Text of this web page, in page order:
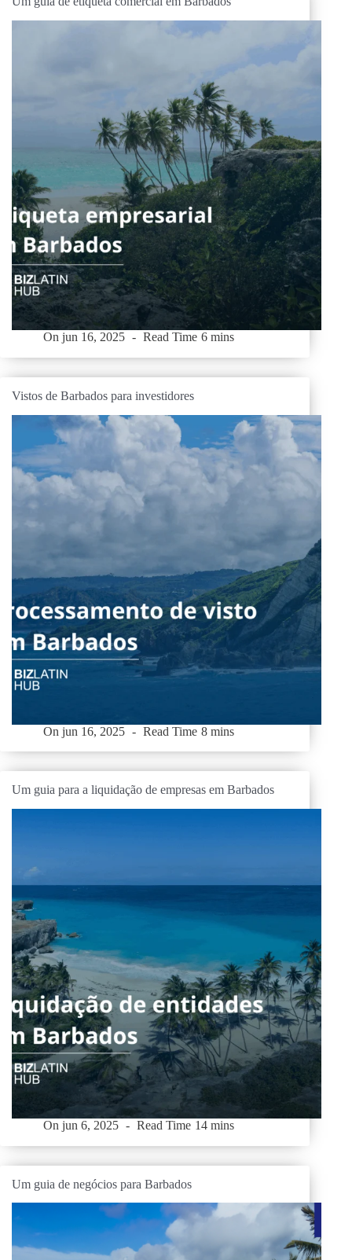
On jun 16, 2025 Read Time 6 mins
Vistos de Barbados para investidores
On jun 16, 2025 Read Time 8 mins
Um guia para a liquidação de empresas em Barbados
On jun 6, 2025 Read Time 14 mins
Um guia de negócios para Barbados